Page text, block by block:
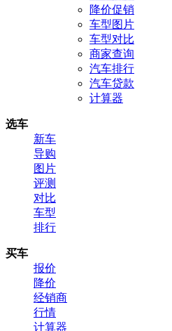
降价促销
车型图片
车型对比
商家查询
汽车排行
汽车贷款
计算器
选车
新车
导购
图片
评测
对比
车型
排行
买车
报价
降价
经销商
行情
计算器